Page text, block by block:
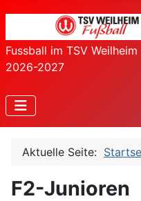
Fussball im TSV
2026-2027
Aktuelle Seite:
F2-Junioren